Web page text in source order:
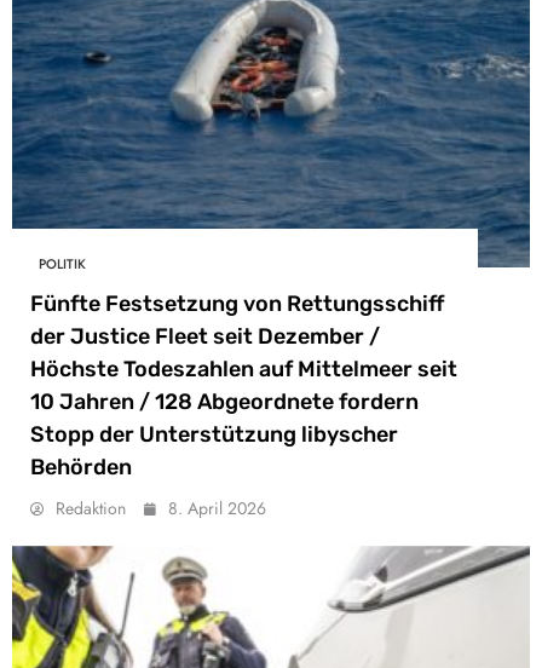
POLITIK
Fünfte Festsetzung von Rettungsschiff
der Justice Fleet seit Dezember /
Höchste Todeszahlen auf Mittelmeer seit
10 Jahren / 128 Abgeordnete fordern
Stopp der Unterstützung libyscher
Behörden
Redaktion 8. April 2026